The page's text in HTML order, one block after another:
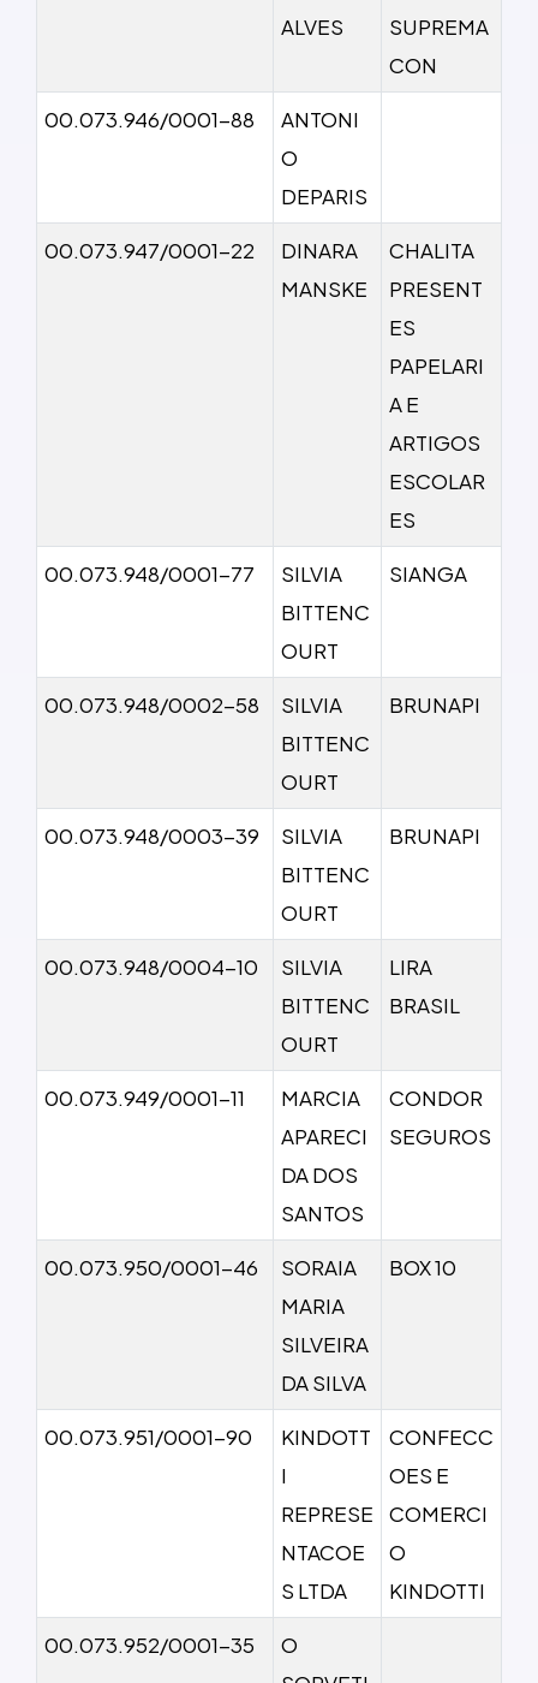
ALVES
SUPREMA
CON
00.073.946/0001-88
ANTONI
O
DEPARIS
00.073.947/0001-22
DINARA
MANSKE
CHALITA
PRESENT
ES
PAPELARI
A E
ARTIGOS
ESCOLAR
ES
00.073.948/0001-77
SILVIA
BITTENC
OURT
SIANGA
00.073.948/0002-58
SILVIA
BITTENC
OURT
BRUNAPI
00.073.948/0003-39
SILVIA
BITTENC
OURT
BRUNAPI
00.073.948/0004-10
SILVIA
BITTENC
OURT
LIRA
BRASIL
00.073.949/0001-11
MARCIA
APARECI
DA DOS
SANTOS
CONDOR
SEGUROS
00.073.950/0001-46
SORAIA
MARIA
SILVEIRA
DA SILVA
BOX 10
00.073.951/0001-90
KINDOTT
I
REPRESE
NTACOE
S LTDA
CONFECC
OES E
COMERCI
O
KINDOTTI
00.073.952/0001-35
O